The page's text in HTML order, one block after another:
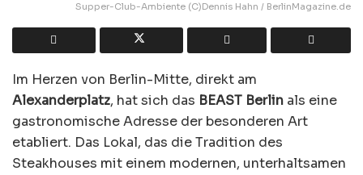
Supper-Club-Ambiente (C)Dennis Hahn / BerlinMagazine.de
Im Herzen von Berlin-Mitte, direkt am
Alexanderplatz, hat sich das BEAST Berlin als eine
gastronomische Adresse der besonderen Art
etabliert. Das Lokal, das die Tradition des
Steakhouses mit einem modernen, unterhaltsamen